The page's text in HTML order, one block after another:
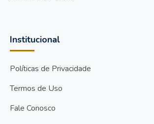
Institucional
Políticas de Privacidade
Termos de Uso
Fale Conosco